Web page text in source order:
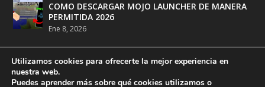
COMO DESCARGAR MOJO LAUNCHER DE MANERA
PERMITIDA 2026
Ene 8, 2026
Utilizamos cookies para ofrecerte la mejor experiencia en
nuestra web.
Puedes aprender más sobre qué cookies utilizamos o